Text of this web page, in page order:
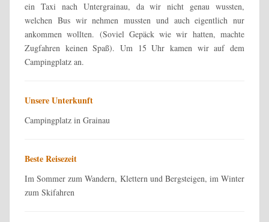
ein Taxi nach Untergrainau, da wir nicht genau wussten,
welchen Bus wir nehmen mussten und auch eigentlich nur
ankommen wollten. (Soviel Gepäck wie wir hatten, machte
Zugfahren keinen Spaß). Um 15 Uhr kamen wir auf dem
Campingplatz an.
Unsere Unterkunft
Campingplatz in Grainau
Beste Reisezeit
Im Sommer zum Wandern, Klettern und Bergsteigen, im Winter
zum Skifahren